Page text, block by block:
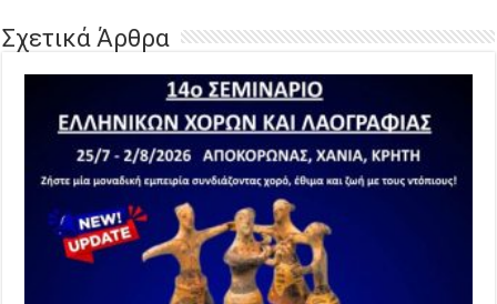
Σχετικά Άρθρα